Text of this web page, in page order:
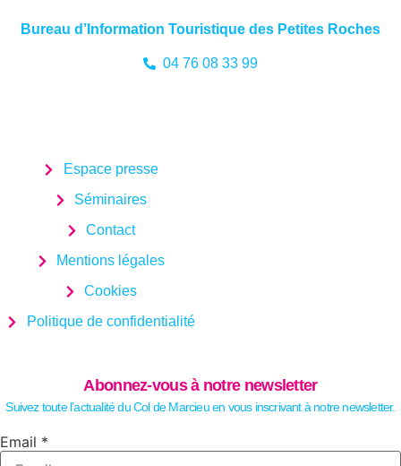
Bureau d’Information Touristique des Petites Roches
04 76 08 33 99
Espace presse
Séminaires
Contact
Mentions légales
Cookies
Politique de confidentialité
Abonnez-vous à notre newsletter
Suivez toute l’actualité du Col de Marcieu en vous inscrivant à notre newsletter.
Email
Email *